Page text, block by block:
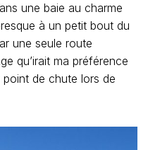
une baie au charme
à un petit bout du
une seule route
qu’irait ma préférence
point de chute lors de